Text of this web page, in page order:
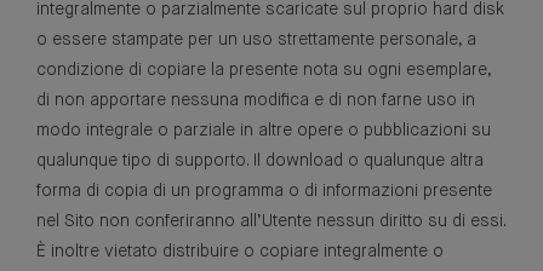
integralmente o parzialmente scaricate sul proprio hard disk
o essere stampate per un uso strettamente personale, a
condizione di copiare la presente nota su ogni esemplare,
di non apportare nessuna modifica e di non farne uso in
modo integrale o parziale in altre opere o pubblicazioni su
qualunque tipo di supporto. Il download o qualunque altra
forma di copia di un programma o di informazioni presente
nel Sito non conferiranno all’Utente nessun diritto su di essi.
È inoltre vietato distribuire o copiare integralmente o